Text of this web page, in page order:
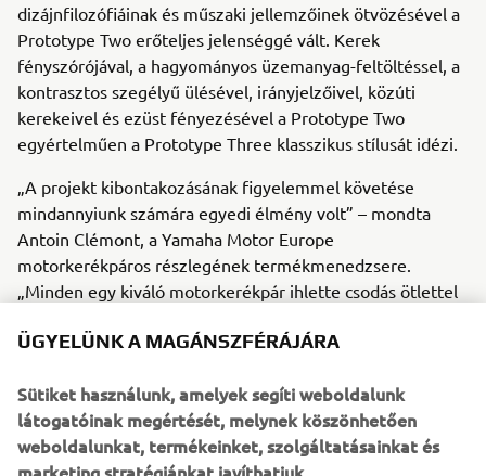
dizájnfilozófiáinak és műszaki jellemzőinek ötvözésével a
Prototype Two erőteljes jelenséggé vált. Kerek
fényszórójával, a hagyományos üzemanyag-feltöltéssel, a
kontrasztos szegélyű ülésével, irányjelzőivel, közúti
kerekeivel és ezüst fényezésével a Prototype Two
egyértelműen a Prototype Three klasszikus stílusát idézi.
„A projekt kibontakozásának figyelemmel követése
mindannyiunk számára egyedi élmény volt” – mondta
Antoin Clémont, a Yamaha Motor Europe
motorkerékpáros részlegének termékmenedzsere.
„Minden egy kiváló motorkerékpár ihlette csodás ötlettel
vezetett, melyek mindegyike remekül képviseli a Yamaha
hogy a Prototype Two hamarosan valódi motorkerékpár-
rajongók kezébe kerül. Az egyedi építésű
motorkerékpárok a leggyakrabban csak kiállításokon
ÜGYELÜNK A MAGÁNSZFÉRÁJÁRA
Sütiket használunk, amelyek segíti weboldalunk
látogatóinak megértését, melynek köszönhetően
weboldalunkat, termékeinket, szolgáltatásainkat és